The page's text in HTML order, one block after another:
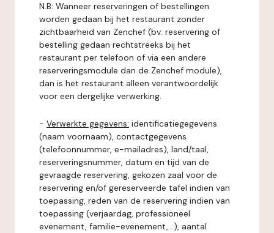
N.B: Wanneer reserveringen of bestellingen
worden gedaan bij het restaurant zonder
zichtbaarheid van Zenchef (bv: reservering of
bestelling gedaan rechtstreeks bij het
restaurant per telefoon of via een andere
reserveringsmodule dan de Zenchef module),
dan is het restaurant alleen verantwoordelijk
voor een dergelijke verwerking.
- Verwerkte gegevens: identificatiegegevens
(naam voornaam), contactgegevens
(telefoonnummer, e-mailadres), land/taal,
reserveringsnummer, datum en tijd van de
gevraagde reservering, gekozen zaal voor de
reservering en/of gereserveerde tafel indien van
toepassing, reden van de reservering indien van
toepassing (verjaardag, professioneel
evenement, familie-evenement,...), aantal